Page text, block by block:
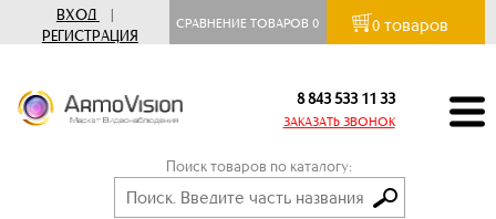
ВХОД
|
РЕГИСТРАЦИЯ
СРАВНЕНИЕ ТОВАРОВ0 0 товаров
8 843 533 11 33
ЗАКАЗАТЬ ЗВОНОК
Поиск товаров по каталогу: